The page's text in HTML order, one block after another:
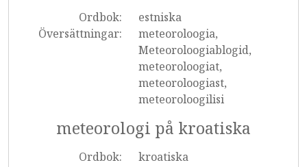
Ordbok:
estniska
Översättningar:
meteoroloogia,
Meteoroloogiablogid,
meteoroloogiat,
meteoroloogiast,
meteoroloogilisi
meteorologi på kroatiska
Ordbok:
kroatiska